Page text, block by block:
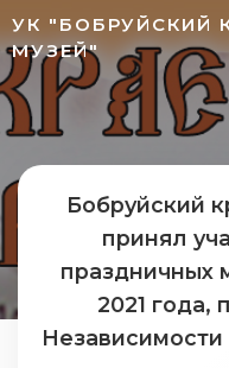
УК "БОБРУЙСКИЙ
МУЗЕЙ"
Бобруйский
принял
праздничных
2021